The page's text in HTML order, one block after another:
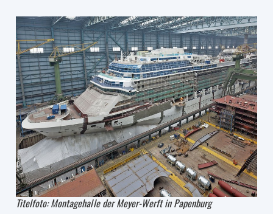
Titelfoto: Montagehalle der Meyer-Werft in Papenburg